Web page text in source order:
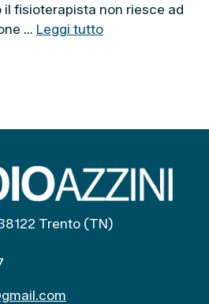
fisioterapista non riesce ad
… Leggi tutto
Trento (TN)